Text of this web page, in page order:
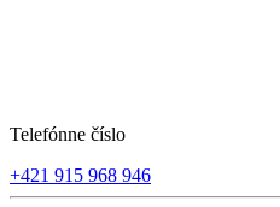
Telefónne číslo
+421 915 968 946